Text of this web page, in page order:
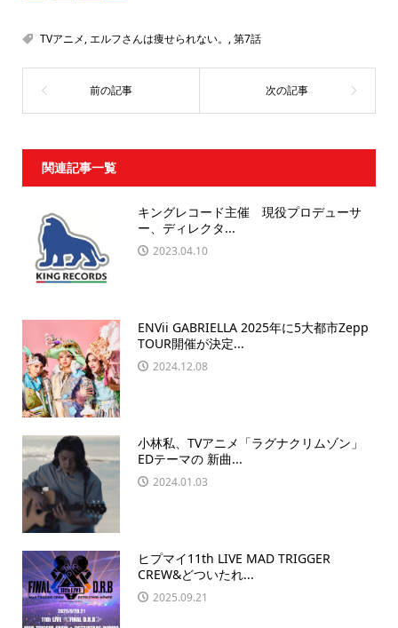
TVアニメ,エルフさんは痩せられない。 ,第7話
関連記事一覧
キングレコード主催 現役プロデューサ
ー、ディレクタ...
2023.04.10
ENVii GABRIELLA 2025年に5大都市Zepp
TOUR開催が決定...
2024.12.08
小林私、TVアニメ「ラグナクリムゾン」
EDテーマの 新曲...
2024.01.03
ヒプマイ11th LIVE MAD TRIGGER
CREW&どついたれ...
2025.09.21